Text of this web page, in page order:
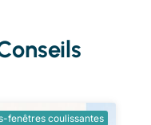
fenêtres coulissantes